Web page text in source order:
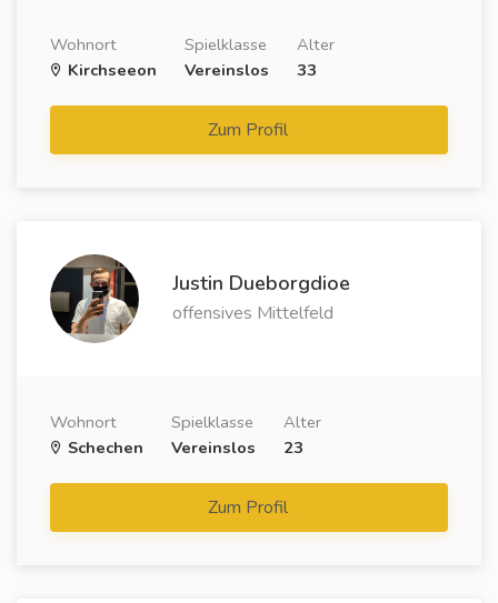
Wohnort
Kirchseeon
Spielklasse
Vereinslos
Alter
33
Zum Profil
Justin Dueborgdioe
offensives Mittelfeld
Wohnort
Schechen
Spielklasse
Vereinslos
Alter
23
Zum Profil